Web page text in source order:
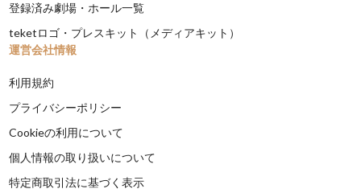
登録済み劇場・ホール一覧
teketロゴ・プレスキット（メディアキット）
運営会社情報
利用規約
プライバシーポリシー
Cookieの利用について
個人情報の取り扱いについて
特定商取引法に基づく表示